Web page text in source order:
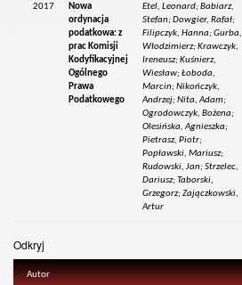
2017
Nowa
ordynacja
podatkowa: z
prac Komisji
Kodyfikacyjnej
Ogólnego
Prawa
Podatkowego
Etel, Leonard; Babiarz,
Stefan; Dowgier, Rafał;
Filipczyk, Hanna; Gurba,
Włodzimierz; Krawczyk,
Ireneusz; Kuśnierz,
Wiesław; Łoboda,
Marcin; Nikończyk,
Andrzej; Nita, Adam;
Ogrodowczyk, Bożena;
Olesińska, Agnieszka;
Pietrasz, Piotr;
Popławski, Mariusz;
Rudowski, Jan; Strzelec,
Dariusz; Taborski,
Grzegorz; Zajączkowski,
Artur
Odkryj
Autor